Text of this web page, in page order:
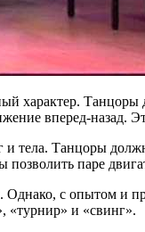
характер.
вперед-назад.
тела. Танцоры
паре
с опытом и
«турнир» и «свинг».